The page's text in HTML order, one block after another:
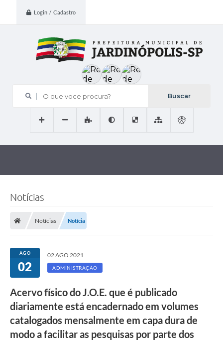
Login / Cadastro
O que voce procura?
Notícias
Notícias Notícia
AGO
02
02 AGO 2021
ADMINISTRAÇÃO
Acervo físico do J.O.E. que é publicado
diariamente está encadernado em volumes
catalogados mensalmente em capa dura de
modo a facilitar as pesquisas por parte dos